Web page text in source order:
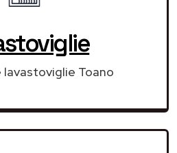
lavastoviglie Toano